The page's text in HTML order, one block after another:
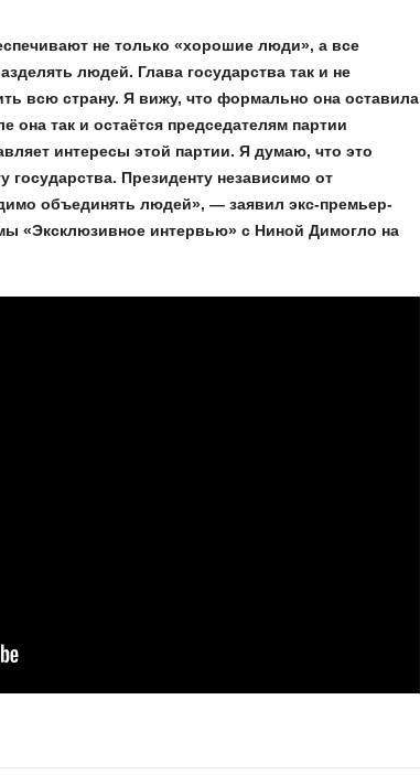
не только «хорошие люди», а все
людей. Глава государства так и не
всю страну. Я вижу, что формально она оставила
она так и остаётся председателям партии
интересы этой партии. Я думаю, что это
государства. Президенту независимо от
объединять людей», — заявил экс-премьер-
«Эксклюзивное интервью» с Ниной Димогло на